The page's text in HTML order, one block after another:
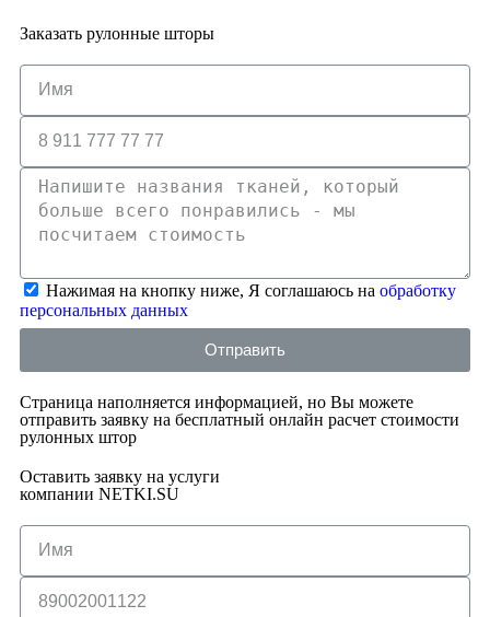
Заказать рулонные шторы
Нажимая на кнопку ниже, Я соглашаюсь на обработку
персональных данных
Отправить
Страница наполняется информацией, но Вы можете
отправить заявку на бесплатный онлайн расчет стоимости
рулонных штор
Оставить заявку на услуги
компании NETKI.SU